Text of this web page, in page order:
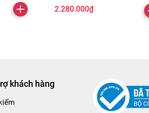
2.280.000₫
khách hàng